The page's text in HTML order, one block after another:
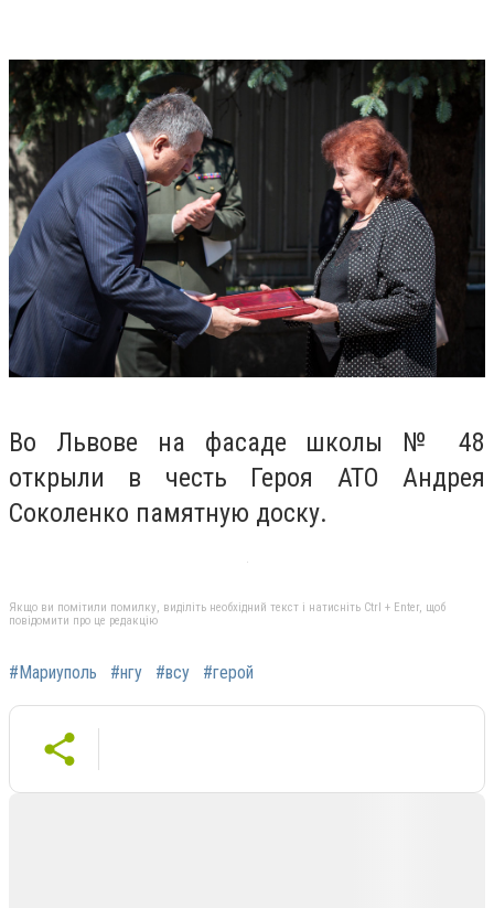
Во Львове на фасаде школы № 48
открыли в честь Героя АТО Андрея
Соколенко памятную доску.
Якщо ви помітили помилку, виділіть необхідний текст і натисніть Ctrl + Enter, щоб
повідомити про це редакцію
#Мариуполь #нгу #всу #герой